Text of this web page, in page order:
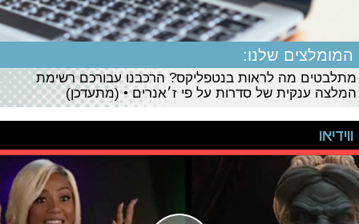
המומלצים שלנו:
מתלבטים מה לראות בנטפליקס? הרכבנו עבורכם רשימת
המלצה ענקית של סדרות על פי ז׳אנרים • (מתעדכן)
ווידיאו